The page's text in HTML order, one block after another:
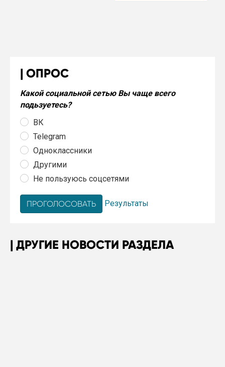
ОПРОС
Какой социальной сетью Вы чаще всего
подьзуетесь?
ВК
Telegram
Одноклассники
Другими
Не пользуюсь соцсетями
Результаты
ДРУГИЕ НОВОСТИ РАЗДЕЛА